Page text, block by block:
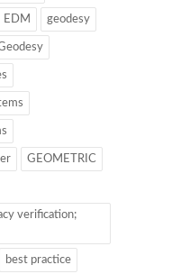
EDM geodesy
GEOMETRIC
verification;
best practice